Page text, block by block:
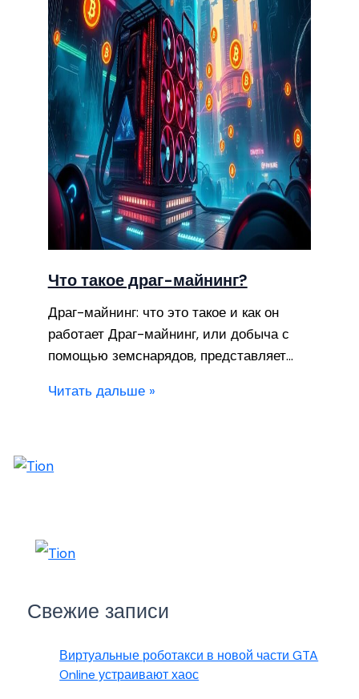
Что такое драг-майнинг?
Драг-майнинг: что это такое и как он
работает Драг-майнинг, или добыча с
помощью земснарядов, представляет…
Читать дальше »
Свежие записи
Виртуальные роботакси в новой части GTA
Online устраивают хаос